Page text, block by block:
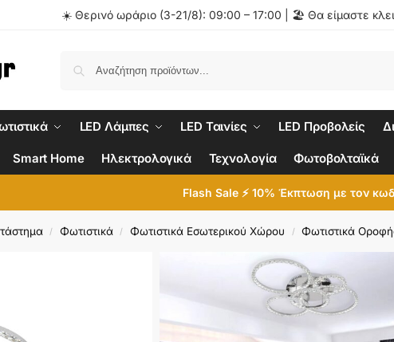
☀️ Θερινό ωράριο (3-21/8): 09:00 – 17:00 | 🏖️ Θα είμαστε
LED Λάμπες LED Ταινίες LED Προβολείς
Smart Home Ηλεκτρολογικά Τεχνολογία Φωτοβολταϊκά
Flash Sale ⚡ 10% Έκπτωση με τον
/ Φωτιστικά / Φωτιστικά Εσωτερικού Χώρου / Φωτιστικά